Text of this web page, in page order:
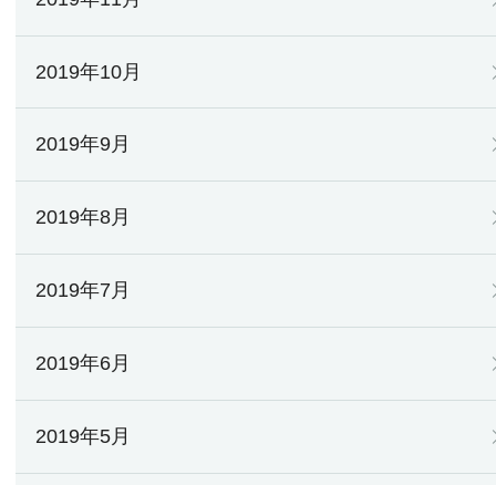
2019年10月
2019年9月
2019年8月
2019年7月
2019年6月
2019年5月